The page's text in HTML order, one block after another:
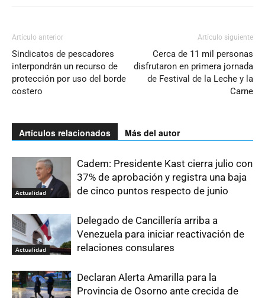
Artículo anterior
Sindicatos de pescadores
interpondrán un recurso de
protección por uso del borde
costero
Artículo siguiente
Cerca de 11 mil personas
disfrutaron en primera jornada
de Festival de la Leche y la
Carne
Artículos relacionados Más del autor
Actualidad
Cadem: Presidente Kast cierra julio con
37% de aprobación y registra una baja
de cinco puntos respecto de junio
Actualidad
Delegado de Cancillería arriba a
Venezuela para iniciar reactivación de
relaciones consulares
Declaran Alerta Amarilla para la
Provincia de Osorno ante crecida de